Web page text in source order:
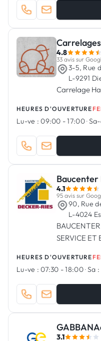
4.8
33 avis sur
3-5, Rue
L-9291
Carrelage
HEURES D'OUVERTURE
Lu-ve : 09:00 - 17:00·
Baucenter
4.1
95 avis sur
90, Rue
L-4024
SERVICE ET
HEURES D'OUVERTURE
Lu-ve : 07:30 - 18:00·Sa :
3.1